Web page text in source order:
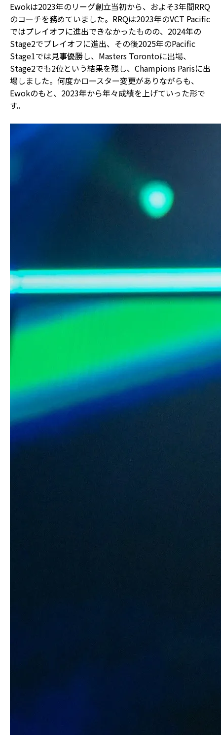
Ewokは2023年のリーグ創立当初から、およそ3年間RRQ
のコーチを務めていました。RRQは2023年のVCT Pacific
ではプレイオフに進出できなかったものの、2024年の
Stage2でプレイオフに進出、その後2025年のPacific
Stage1では見事優勝し、Masters Torontoに出場、
Stage2でも2位という結果を残し、Champions Parisに出
場しました。何度かロースター変更がありながらも、
Ewokのもと、2023年から年々成績を上げていった形で
す。